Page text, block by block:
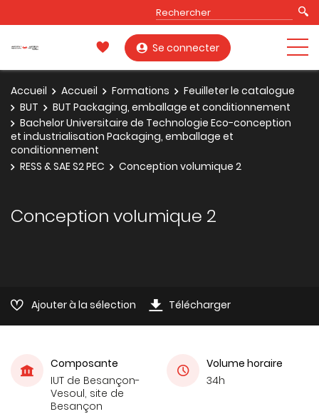
Se connecter
Accueil Accueil Formations
Feuilleter le catalogue
BUT
BUT Packaging, emballage et conditionnement
Bachelor Universitaire de Technologie Eco-conception
et industrialisation Packaging, emballage et
conditionnement
RESS & SAE S2 PEC
Conception volumique 2
Conception volumique 2
Ajouter à la sélection Télécharger
Composante
IUT de Besançon-
Vesoul, site de
Besançon
Volume horaire
34h